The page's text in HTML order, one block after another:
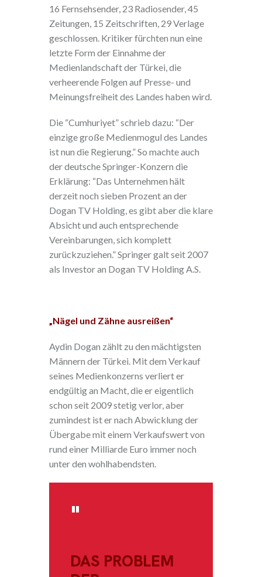
16 Fernsehsender, 23 Radiosender, 45
Zeitungen, 15 Zeitschriften, 29 Verlage
geschlossen. Kritiker fürchten nun eine
letzte Form der Einnahme der
Medienlandschaft der Türkei, die
verheerende Folgen auf Presse- und
Meinungsfreiheit des Landes haben wird.
Die “Cumhuriyet” schrieb dazu: “Der
einzige große Medienmogul des Landes
ist nun die Regierung.” So machte auch
der deutsche Springer-Konzern die
Erklärung: “Das Unternehmen hält
derzeit noch sieben Prozent an der
Dogan TV Holding, es gibt aber die klare
Absicht und auch entsprechende
Vereinbarungen, sich komplett
zurückzuziehen.” Springer galt seit 2007
als Investor an Dogan TV Holding A.S.
„Nägel und Zähne ausreißen“
Aydin Dogan zählt zu den mächtigsten
Männern der Türkei. Mit dem Verkauf
seines Medienkonzerns verliert er
endgültig an Macht, die er eigentlich
schon seit 2009 stetig verlor, aber
zumindest ist er nach Abwicklung der
Übergabe mit einem Verkaufswert von
rund einer Milliarde Euro immer noch
unter den wohlhabendsten.
DAS PROBLEM